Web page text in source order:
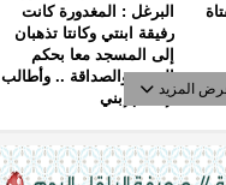
البرغل : المغدورة كانت
رفيقة ابنتي وكانتا تذهبان
إلى المسجد معا بحكم
الجيرة والصداقة .. وأطالب
بإعدام إبنيالمزيد